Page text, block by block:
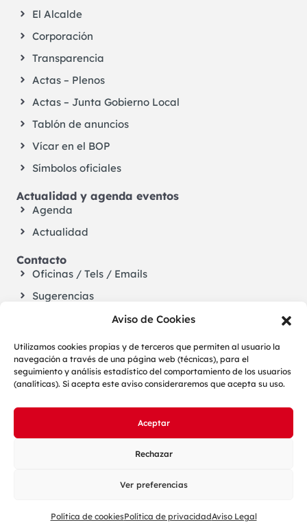
Aviso de Cookies
Utilizamos cookies propias y de terceros que permiten al usuario la
navegación a través de una página web (técnicas), para el
seguimiento y análisis estadístico del comportamiento de los usuarios
(analíticas). Si acepta este aviso consideraremos que acepta su uso.
Aceptar
Rechazar
Ver preferencias
Política de cookiesPolítica de privacidadAviso Legal
El Alcalde
Corporación
Transparencia
Actas – Plenos
Actas – Junta Gobierno Local
Tablón de anuncios
Vícar en el BOP
Símbolos oficiales
Actualidad y agenda eventos
Agenda
Actualidad
Contacto
Oficinas / Tels / Emails
Sugerencias
Cookies
Configuración de cookies Accesibilidad